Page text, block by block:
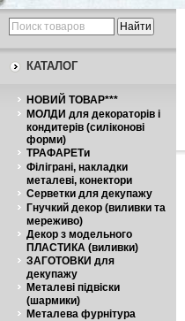
КАТАЛОГ
НОВИЙ ТОВАР***
МОЛДИ для декораторів і
кондитерів (силіконові
форми)
ТРАФАРЕТи
Філіграні, накладки
металеві, конектори
Серветки для декупажу
Гнучкий декор (виливки та
мереживо)
Декор з модельного
ПЛАСТИКА (виливки)
ЗАГОТОВКИ для
декупажу
Металеві підвіски
(шармики)
Металева фурнітура